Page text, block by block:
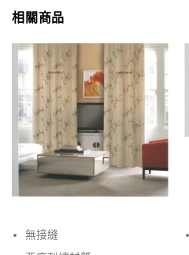
相關商品
無接縫